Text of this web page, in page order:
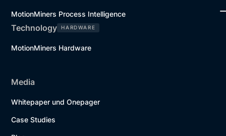
MotionMiners Process Intelligence
Technology HARDWARE
MotionMiners Hardware
Media
Whitepaper und Onepager
Case Studies